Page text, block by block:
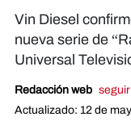
Vin Diesel
nueva serie de
Universal
Redacción web
Actualizado: 12 de